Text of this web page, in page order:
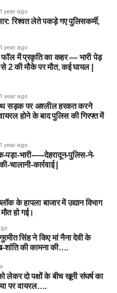
1 year ago
रिश्वत लेते पकड़े गए पुलिसकर्मी,
1 year ago
फॉल में प्रकृति का कहर — भारी पेड़
2 की मौके पर मौत, कई घायल |
1 year ago
सड़क पर अश्लील हरकत करने
होने के बाद पुलिस की गिरफ्त में
1 year ago
पड़ा-भारी-—-देहरादून-पुलिस-ने-
चालानी-कार्रवाई |
के हापला बाजार में उद्यान विभाग
हो गई।
सिंह ने किए मां नैना देवी के
शांति की कामना की….
दो पक्षों के बीच खूनी संघर्ष का
पर वायरल….